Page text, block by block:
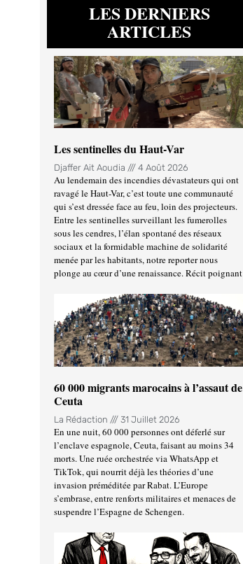
LES DERNIERS
ARTICLES
Les sentinelles du Haut-Var
Djaffer Ait Aoudia 4 Août 2026
Au lendemain des incendies dévastateurs qui ont
ravagé le Haut-Var, c’est toute une communauté
qui s’est dressée face au feu, loin des projecteurs.
Entre les sentinelles surveillant les fumerolles
sous les cendres, l’élan spontané des réseaux
sociaux et la formidable machine de solidarité
menée par les habitants, notre reporter nous
plonge au cœur d’une renaissance. Récit poignant
60 000 migrants marocains à l’assaut de
Ceuta
La Rédaction 31 Juillet 2026
En une nuit, 60 000 personnes ont déferlé sur
l’enclave espagnole, Ceuta, faisant au moins 34
morts. Une ruée orchestrée via WhatsApp et
TikTok, qui nourrit déjà les théories d’une
invasion préméditée par Rabat. L’Europe
s’embrase, entre renforts militaires et menaces de
suspendre l’Espagne de Schengen.